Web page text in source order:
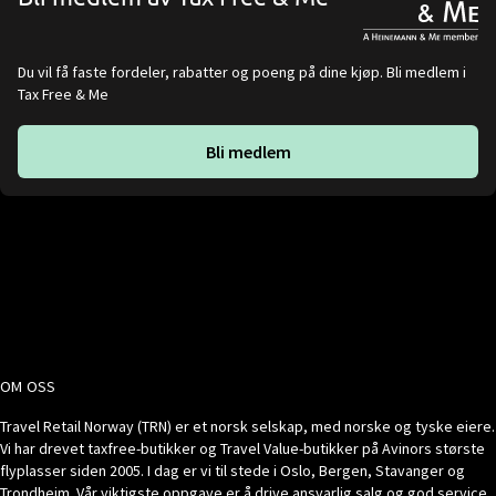
Du vil få faste fordeler, rabatter og poeng på dine kjøp. Bli medlem i
Tax Free & Me
Bli medlem
OM OSS
Travel Retail Norway (TRN) er et norsk selskap, med norske og tyske eiere.
Vi har drevet taxfree-butikker og Travel Value-butikker på Avinors største
flyplasser siden 2005. I dag er vi til stede i Oslo, Bergen, Stavanger og